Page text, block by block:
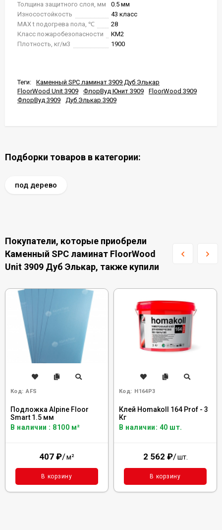
Толщина защитного слоя, мм
0.5 мм
Износостойкость
43 класс
MAX t подогрева пола, ℃
28
Класс пожаробезопасности
КМ2
Плотность, кг/м3
1900
Теги:
Каменный SPC ламинат 3909 Дуб Элькар
FloorWood Unit 3909
ФлорВуд Юнит 3909
FloorWood 3909
ФлорВуд 3909
Дуб Элькар 3909
Подборки товаров в категории:
под дерево
Покупатели, которые приобрели
Каменный SPC ламинат FloorWood
Unit 3909 Дуб Элькар, также купили
Код: AFS
Подложка Alpine Floor
Smart 1.5 мм
В наличии : 8100 м²
407 ₽/м²
В корзину
Код: H164P3
Клей Homakoll 164 Prof - 3
Кг
В наличии: 40 шт.
2 562 ₽/шт.
В корзину